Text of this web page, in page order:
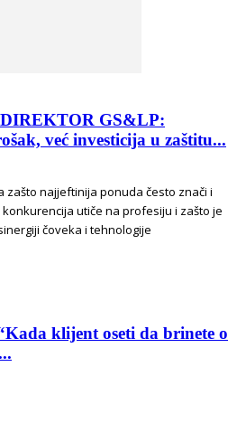
GS&LP:
već investicija u zaštitu...
zašto najjeftinija ponuda često znači i
utiče na profesiju i zašto je
čoveka i tehnologije
klijent oseti da brinete o